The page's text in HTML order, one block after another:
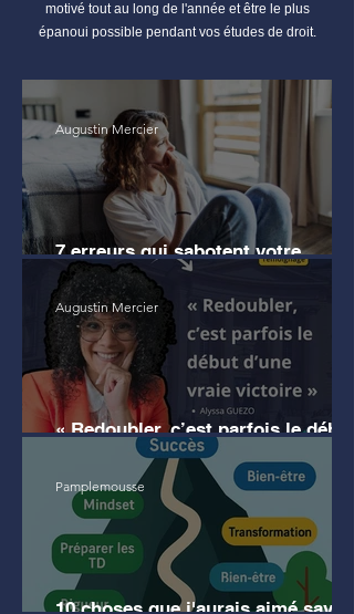
motivé tout au long de l'année et être le plus
épanoui possible pendant vos études de droit.
7 erreurs qui sabotent votre
motivation en droit
Augustin Mercier
« Redoubler, c’est parfois le début
d’une vraie victoire » (témoignage)
Augustin Mercier
10 choses que j'aurais aimé savoir
Pamplemousse